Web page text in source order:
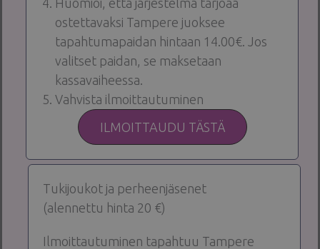
ostettavaksi Tampere juoksee
tapahtumapaidan hintaan 14.00€. Jos
valitset paidan, se maksetaan
kassavaiheessa.
Vahvista ilmoittautuminen
ILMOITTAUDU TÄSTÄ
Tukijoukot ja perheenjäsenet
(alennettu hinta 20 €)
Ilmoittautuminen tapahtuu Tampere